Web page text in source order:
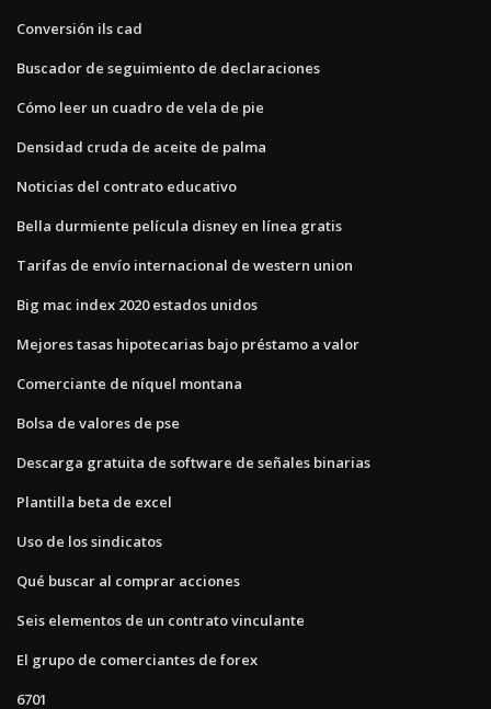
Conversión ils cad
Buscador de seguimiento de declaraciones
Cómo leer un cuadro de vela de pie
Densidad cruda de aceite de palma
Noticias del contrato educativo
Bella durmiente película disney en línea gratis
Tarifas de envío internacional de western union
Big mac index 2020 estados unidos
Mejores tasas hipotecarias bajo préstamo a valor
Comerciante de níquel montana
Bolsa de valores de pse
Descarga gratuita de software de señales binarias
Plantilla beta de excel
Uso de los sindicatos
Qué buscar al comprar acciones
Seis elementos de un contrato vinculante
El grupo de comerciantes de forex
6701